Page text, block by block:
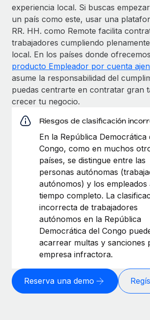
experiencia local. Si buscas
un país como este, usar una
RR. HH. como Remote facilita
trabajadores cumpliendo
local. En los países donde
producto Empleador por cuenta
asume la responsabilidad del
puedas centrarte en contratar gran
crecer tu negocio.
Riesgos de clasificación
En la República Democrática
Congo, como en muchos
países, se distingue entre las
personas autónomas
autónomos) y los empleados
tiempo completo. La
incorrecta de trabajadores
autónomos en la República
Democrática del Congo
acarrear multas y sanciones
empresa infractora.
Reserva una demo